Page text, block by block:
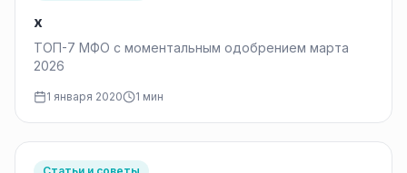
x
ТОП-7 МФО с моментальным одобрением марта
2026
1 января 2020 1 мин